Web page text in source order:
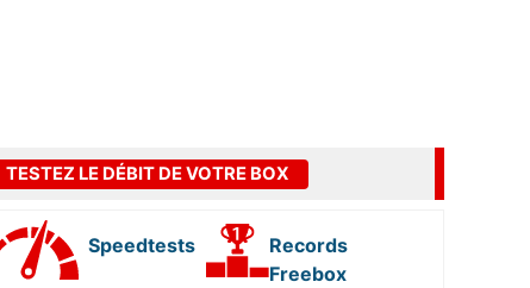
TESTEZ LE DÉBIT DE VOTRE BOX
Speedtests
Records
Freebox